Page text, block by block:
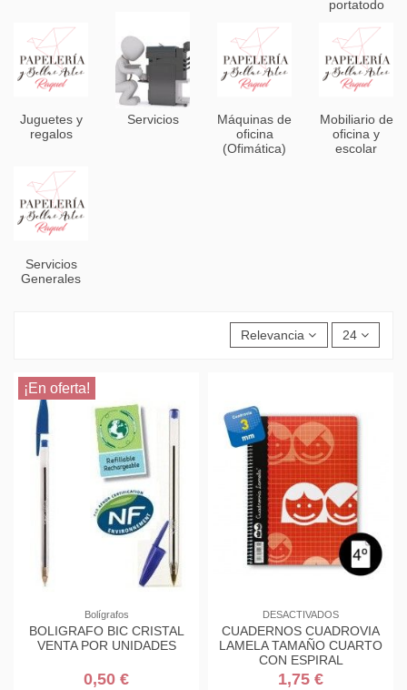
portatodo
Juguetes y
regalos
Servicios
Máquinas de
oficina
(Ofimática)
Mobiliario de
oficina y
escolar
Servicios
Generales
Relevancia 24
¡En oferta!
Bolígrafos
BOLIGRAFO BIC CRISTAL
VENTA POR UNIDADES
0,50 €
DESACTIVADOS
CUADERNOS CUADROVIA
LAMELA TAMAÑO CUARTO
CON ESPIRAL
1,75 €